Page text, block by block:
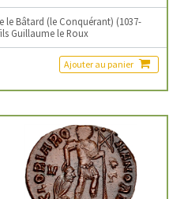
Bâtard (le Conquérant) (1037-
Guillaume le Roux
Ajouter au panier